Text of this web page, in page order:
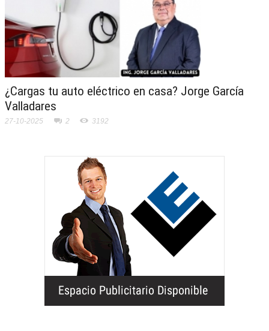
¿Cargas tu auto eléctrico en casa? Jorge García
Valladares
27-10-2025 2 3192